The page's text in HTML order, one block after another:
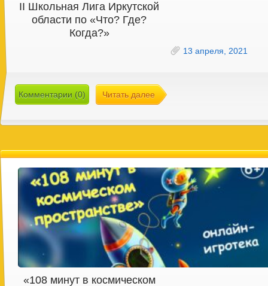
II Школьная Лига Иркутской
области по «Что? Где?
Когда?»
13 апреля, 2021
Комментарии (0) Читать далее
«108 минут в космическом